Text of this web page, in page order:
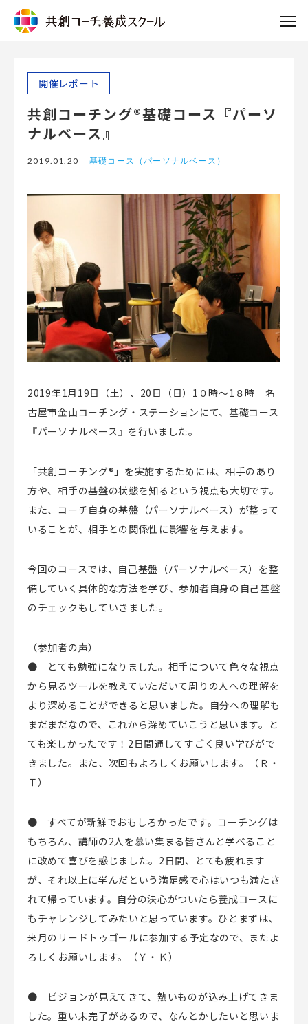
開催レポート
共創コーチング®基礎コース『パーソ
ナルベース』
2019.01.20 基礎コース（パーソナルベース）
2019年1月19日（土）、20日（日）1０時〜1８時 名
古屋市金山コーチング・ステーションにて、基礎コース
『パーソナルベース』を行いました。
「共創コーチング®」を実施するためには、相手のあり
方や、相手の基盤の状態を知るという視点も大切です。
また、コーチ自身の基盤（パーソナルベース）が整って
いることが、相手との関係性に影響を与えます。
今回のコースでは、自己基盤（パーソナルベース）を整
備していく具体的な方法を学び、参加者自身の自己基盤
のチェックもしていきました。
（参加者の声）
● とても勉強になりました。相手について色々な視点
から見るツールを教えていただいて周りの人への理解を
より深めることができると思いました。自分への理解も
まだまだなので、これから深めていこうと思います。と
ても楽しかったです！2日間通してすごく良い学びがで
きました。また、次回もよろしくお願いします。（Ｒ・
Ｔ）
● すべてが新鮮でおもしろかったです。コーチングは
もちろん、講師の2人を慕い集まる皆さんと学べること
に改めて喜びを感じました。2日間、とても疲れます
が、それ以上に学んだという満足感で心はいつも満たさ
れて帰っています。自分の決心がついたら養成コースに
もチャレンジしてみたいと思っています。ひとまずは、
来月のリードトゥゴールに参加する予定なので、またよ
ろしくお願いします。（Ｙ・Ｋ）
● ビジョンが見えてきて、熱いものが込み上げてきま
した。重い未完了があるので、なんとかしたいと思いま